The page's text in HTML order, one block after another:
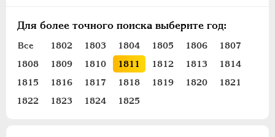
Для более точного поиска выберите год:
Все 1802 1803 1804 1805 1806
1807
1808
1809 1810 1811 1812 1813
1814
1815
1816 1817 1818 1819 1820
1821
1822
1823 1824 1825
ЕЛИЗАВЕТА 1741-1762
ПЕТР III
1762-1762
ЕКАТЕРИНА II
1762-1796
ПАВЕЛ I 1796-1801